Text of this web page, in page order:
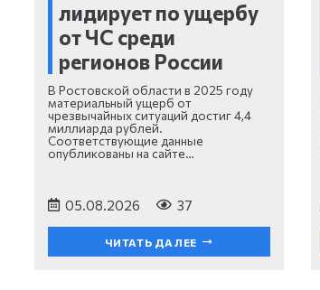
лидирует по ущербу
от ЧС среди
регионов России
В Ростовской области в 2025 году
материальный ущерб от
чрезвычайных ситуаций достиг 4,4
миллиарда рублей.
Соответствующие данные
опубликованы на сайте…
05.08.2026 37
ЧИТАТЬ ДАЛЕЕ